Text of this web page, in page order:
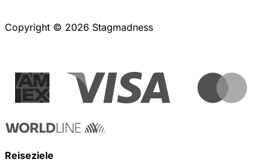
Copyright © 2026 Stagmadness
Reiseziele